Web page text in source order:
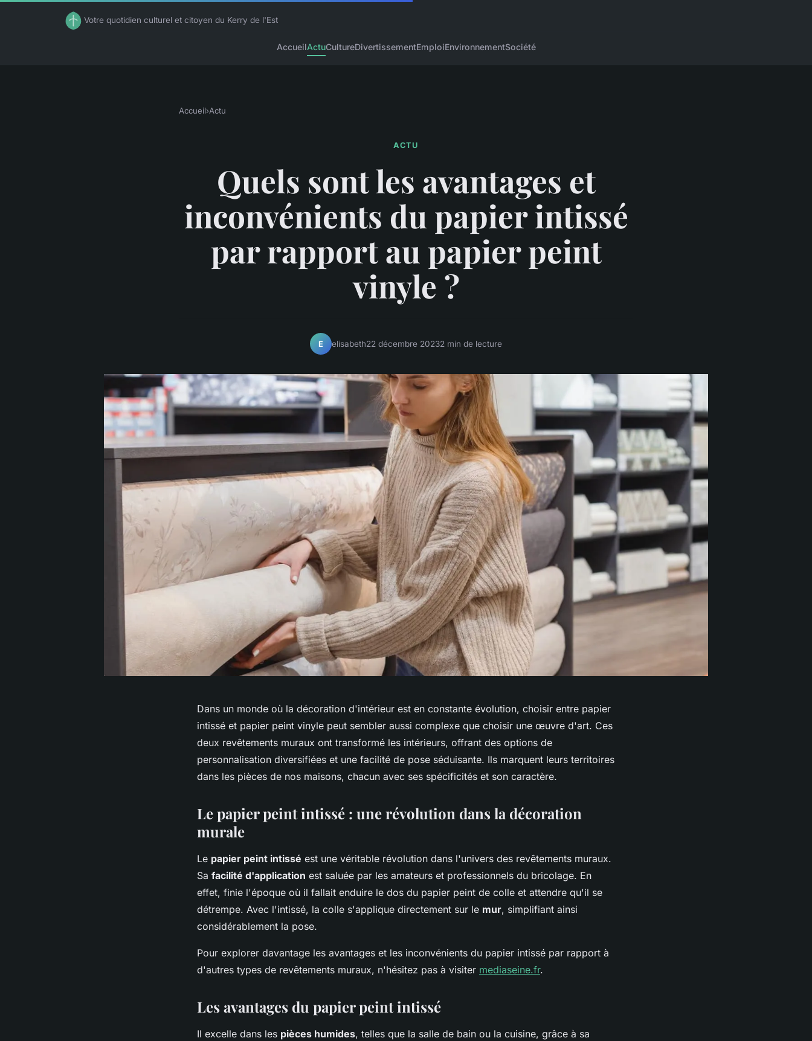
Votre quotidien culturel et citoyen du Kerry de l'Est
AccueilActuCultureDivertissementEmploiEnvironnementSociété
Accueil›Actu
ACTU
Quels sont les avantages et
inconvénients du papier intissé
par rapport au papier peint
vinyle ?
E elisabeth22 décembre 20232 min de lecture
Dans un monde où la décoration d'intérieur est en constante évolution, choisir entre papier
intissé et papier peint vinyle peut sembler aussi complexe que choisir une œuvre d'art. Ces
deux revêtements muraux ont transformé les intérieurs, offrant des options de
personnalisation diversifiées et une facilité de pose séduisante. Ils marquent leurs territoires
dans les pièces de nos maisons, chacun avec ses spécificités et son caractère.
Le papier peint intissé : une révolution dans la décoration
murale
Le papier peint intissé est une véritable révolution dans l'univers des revêtements muraux.
Sa facilité d'application est saluée par les amateurs et professionnels du bricolage. En
effet, finie l'époque où il fallait enduire le dos du papier peint de colle et attendre qu'il se
détrempe. Avec l'intissé, la colle s'applique directement sur le mur, simplifiant ainsi
considérablement la pose.
Pour explorer davantage les avantages et les inconvénients du papier intissé par rapport à
d'autres types de revêtements muraux, n'hésitez pas à visiter mediaseine.fr.
Les avantages du papier peint intissé
Il excelle dans les pièces humides, telles que la salle de bain ou la cuisine, grâce à sa